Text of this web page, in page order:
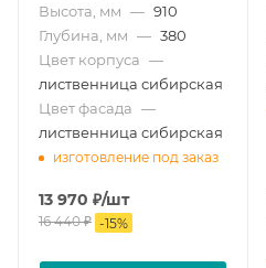
Высота, мм — 910
Глубина, мм — 380
Цвет корпуса —
лиственница сибирская
Цвет фасада —
лиственница сибирская
изготовление под заказ
13 970 ₽/шт
16 440₽ -15%